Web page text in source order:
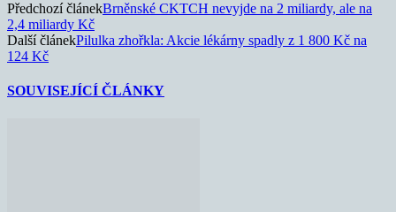
Předchozí článekBrněnské CKTCH nevyjde na 2 miliardy, ale na
2,4 miliardy Kč
Další článekPilulka zhořkla: Akcie lékárny spadly z 1 800 Kč na
124 Kč
SOUVISEJÍCÍ ČLÁNKY